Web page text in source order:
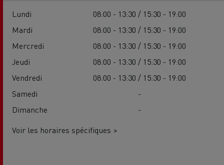
Lundi
08:00 - 13:30 / 15:30 - 19:00
Mardi
08:00 - 13:30 / 15:30 - 19:00
Mercredi
08:00 - 13:30 / 15:30 - 19:00
Jeudi
08:00 - 13:30 / 15:30 - 19:00
Vendredi
08:00 - 13:30 / 15:30 - 19:00
Samedi
-
Dimanche
-
Voir les horaires spécifiques >